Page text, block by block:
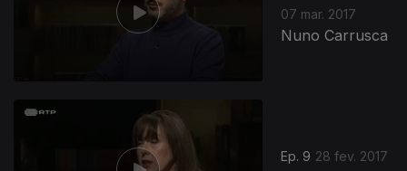
07 mar. 2017
Nuno Carrusca
Ep. 9 28 fev. 2017